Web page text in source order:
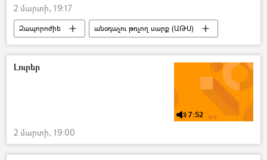
2 մարտի, 19:17
Զապորոժիե
անօդաչու թռչող սարք (ԱԹՍ)
անօդաչու
տղամարդ
Զոհ
Կին
Լուրեր
7:52
2 մարտի, 19:00